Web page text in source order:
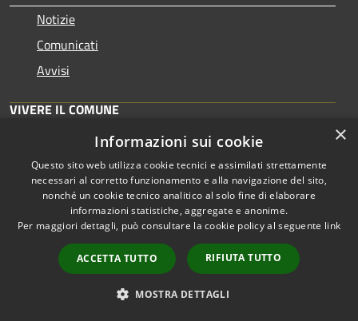
Notizie
Comunicati
Avvisi
VIVERE IL COMUNE
Eventi
Comune di Stimigliamo
Piazza Roma, 6 - 02048 Stimigliano (RI)
Codice Fiscale: 00094130572
×
Informazioni sui cookie
Questo sito web utilizza cookie tecnici e assimilati strettamente
necessari al corretto funzionamento e alla navigazione del sito,
nonché un cookie tecnico analitico al solo fine di elaborare
informazioni statistiche, aggregate e anonime.
Per maggiori dettagli, può consultare la cookie policy al seguente link
ACCETTA TUTTO RIFIUTA TUTTO
MOSTRA DETTAGLI